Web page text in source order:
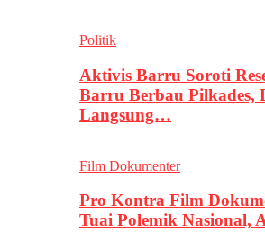
Politik
Aktivis Barru Soroti
Barru Berbau Pilkades,
Langsung…
Film Dokumenter
Pro Kontra Film
Tuai Polemik